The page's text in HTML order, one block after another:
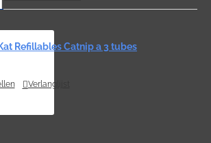
Refillables Catnip a 3 tubes
Verlanglijst